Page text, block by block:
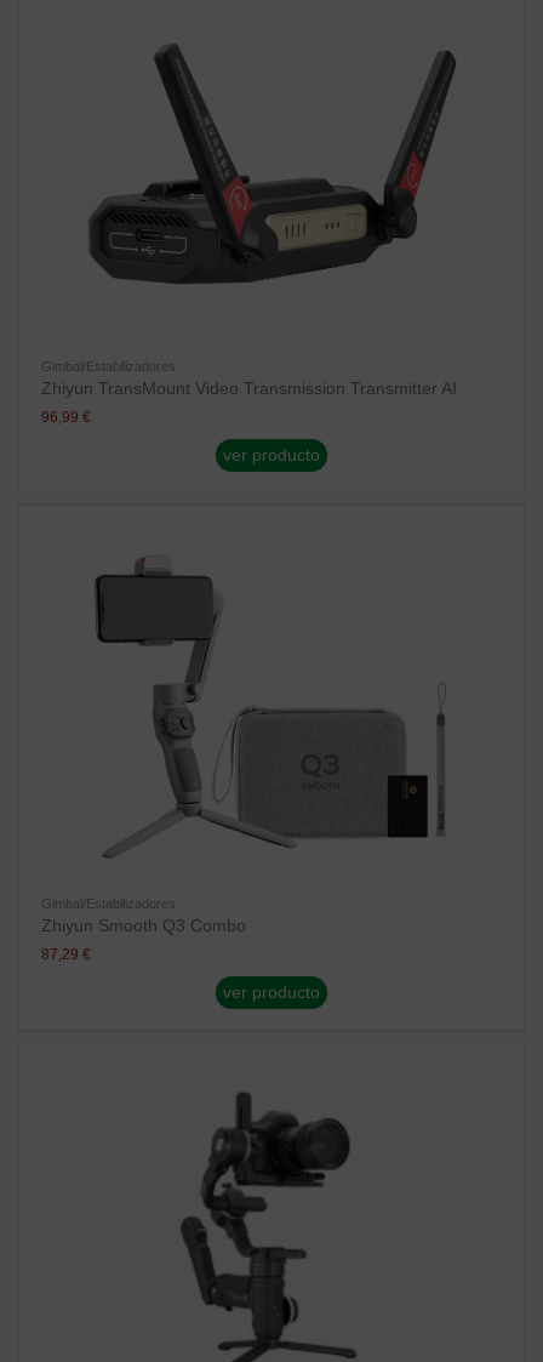
Gimbal/Estabilizadores
Zhiyun TransMount Video Transmission Transmitter AI
96,99 €
ver producto
Gimbal/Estabilizadores
Zhiyun Smooth Q3 Combo
87,29 €
ver producto